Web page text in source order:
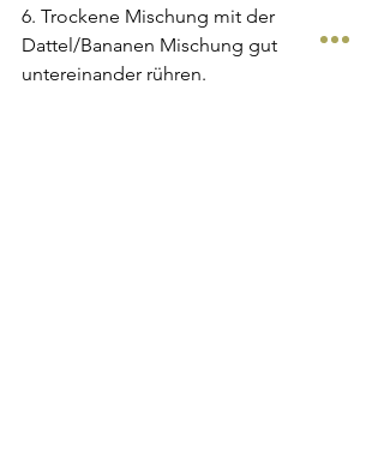
6. Trockene Mischung mit der
Dattel/Bananen Mischung gut
untereinander rühren.